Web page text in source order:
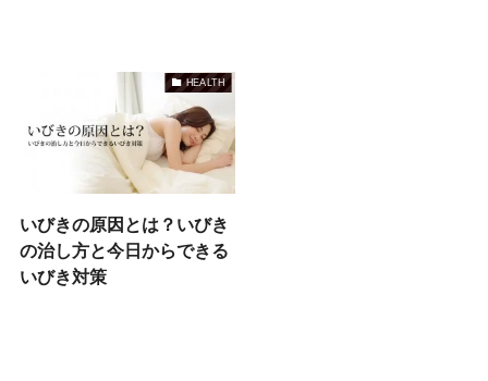
HEALTH
いびきの原因とは？いびき
の治し方と今日からできる
いびき対策